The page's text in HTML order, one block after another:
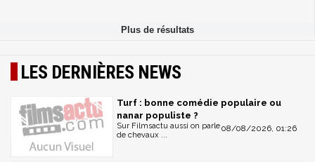
LES DERNIÈRES NEWS
Turf : bonne comédie populaire ou
nanar populiste ?
08/08/2026, 01:26
Sur Filmsactu aussi on parle
de chevaux ...